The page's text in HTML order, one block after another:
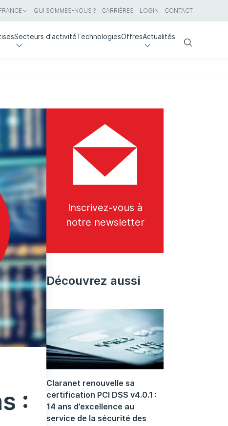
QUI SOMMES-NOUS ? CARRIÈRES LOGIN CONTACT
Secteurs d'activitéTechnologiesOffresActualités
Search
:
Inscrivez-vous à
notre newsletter
Découvrez aussi
Claranet renouvelle sa
certification PCI DSS v4.0.1 :
14 ans d’excellence au
service de la sécurité des